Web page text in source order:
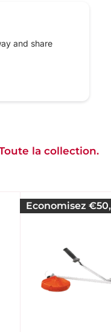
and share
la collection.
Economisez